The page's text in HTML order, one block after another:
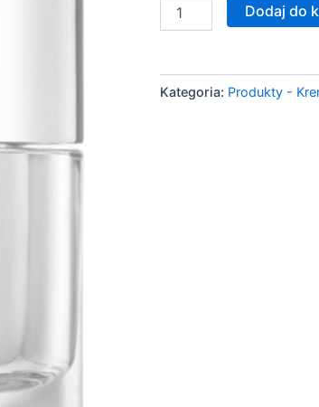
TIME
CREAM
Dodaj do
Kategoria: Produkty -